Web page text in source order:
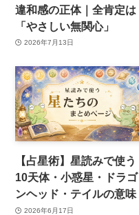
違和感の正体｜全肯定は
「やさしい無関心」
2026年7月13日
【占星術】星読みで使う
10天体・小惑星・ドラゴ
ンヘッド・テイルの意味
2026年6月17日